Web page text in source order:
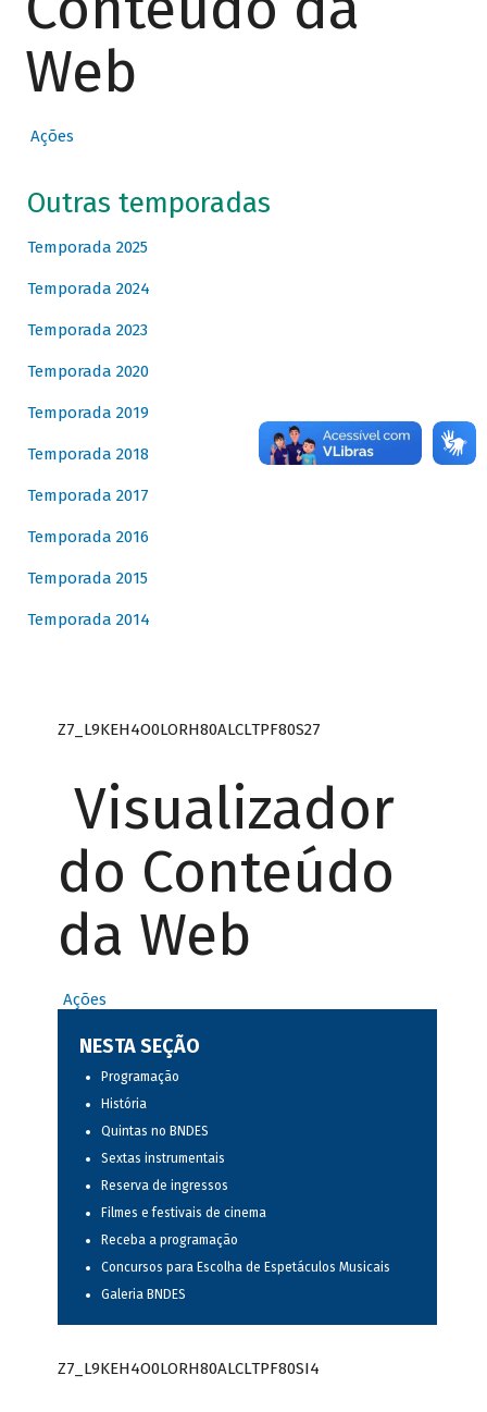
Web
Ações
Outras temporadas
Temporada 2025
Temporada 2024
Temporada 2023
Temporada 2020
Temporada 2019
Temporada 2018
Temporada 2017
Temporada 2016
Temporada 2015
Temporada 2014
Z7_L9KEH4O0LORH80ALCLTPF80S27
Visualizador
do Conteúdo
da Web
Ações
NESTA SEÇÃO
Programação
História
Quintas no BNDES
Sextas instrumentais
Reserva de ingressos
Filmes e festivais de cinema
Receba a programação
Concursos para Escolha de Espetáculos Musicais
Galeria BNDES
Z7_L9KEH4O0LORH80ALCLTPF80SI4